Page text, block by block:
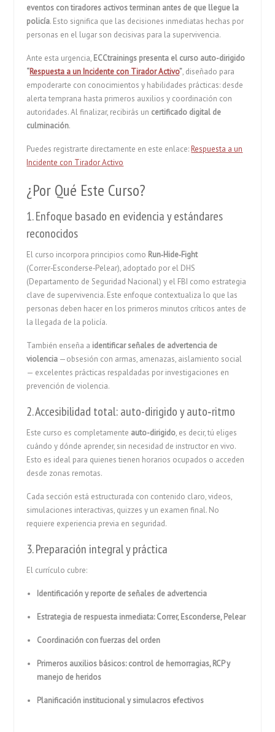
eventos con tiradores activos terminan antes de que llegue la
policía. Esto significa que las decisiones inmediatas hechas por
personas en el lugar son decisivas para la supervivencia.
Ante esta urgencia, ECCtrainings presenta el curso auto-dirigido
“Respuesta a un Incidente con Tirador Activo”, diseñado para
empoderarte con conocimientos y habilidades prácticas: desde
alerta temprana hasta primeros auxilios y coordinación con
autoridades. Al finalizar, recibirás un certificado digital de
culminación.
Puedes registrarte directamente en este enlace:Respuesta a un
Incidente con Tirador Activo
¿Por Qué Este Curso?
1. Enfoque basado en evidencia y estándares
reconocidos
El curso incorpora principios como Run‑Hide‑Fight
(Correr‑Esconderse‑Pelear), adoptado por el DHS
(Departamento de Seguridad Nacional) y el FBI como estrategia
clave de supervivencia. Este enfoque contextualiza lo que las
personas deben hacer en los primeros minutos críticos antes de
la llegada de la policía.
También enseña a identificar señales de advertencia de
violencia —obsesión con armas, amenazas, aislamiento social
— excelentes prácticas respaldadas por investigaciones en
prevención de violencia.
2. Accesibilidad total: auto-dirigido y auto‑ritmo
Este curso es completamente auto-dirigido, es decir, tú eliges
cuándo y dónde aprender, sin necesidad de instructor en vivo.
Esto es ideal para quienes tienen horarios ocupados o acceden
desde zonas remotas.
Cada sección está estructurada con contenido claro, videos,
simulaciones interactivas, quizzes y un examen final. No
requiere experiencia previa en seguridad.
3. Preparación integral y práctica
El currículo cubre:
Identificación y reporte de señales de advertencia
Estrategia de respuesta inmediata: Correr, Esconderse, Pelear
Coordinación con fuerzas del orden
Primeros auxilios básicos: control de hemorragias, RCP y
manejo de heridos
Planificación institucional y simulacros efectivos